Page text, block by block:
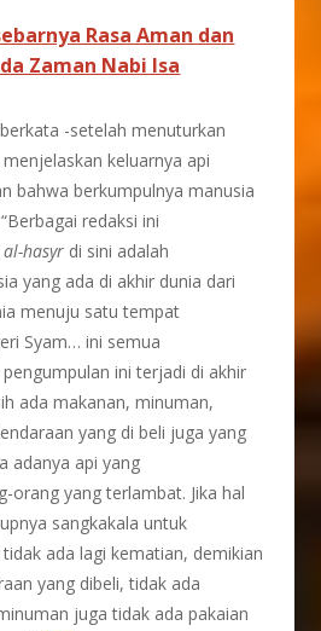
Rasa Aman dan
Zaman Nabi Isa
-setelah menuturkan
keluarnya api
bahwa berkumpulnya manusia
redaksi ini
al-hasyr di sini adalah
yang ada di akhir dunia dari
menuju satu tempat
Syam… ini semua
ini terjadi di akhir
ada makanan, minuman,
yang di beli juga yang
adanya api yang
orang yang terlambat. Jika hal
sangkakala untuk
ada lagi kematian, demikian
yang dibeli, tidak ada
juga tidak ada pakaian